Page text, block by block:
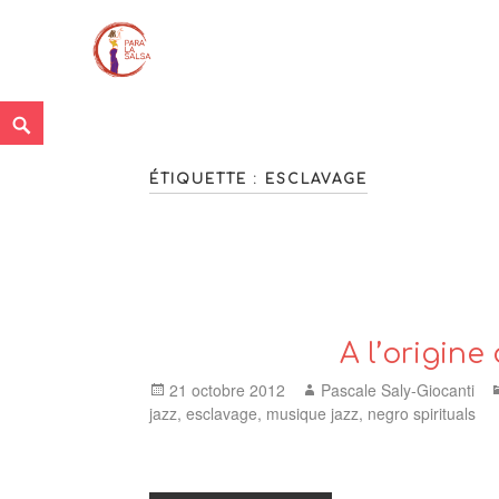
Skip
to
Search
ÉTIQUETTE : ESCLAVAGE
A l’origine
Posted
on
21 octobre 2012 Author
Pascale Saly-Giocanti
jazz,esclavage, musique jazz, negro spirituals